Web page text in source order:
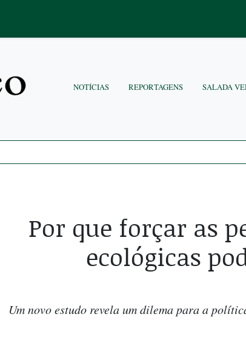
NOTÍCIAS REPORTAGENS SALADA
Por que forçar as
ecológicas
Um novo estudo revela um dilema para a